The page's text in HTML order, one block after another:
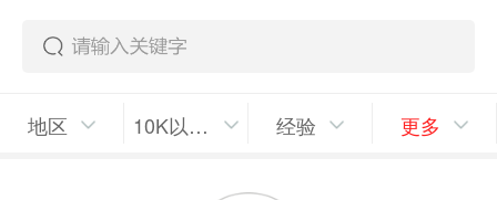
地区 10K以上/月 经验 更多